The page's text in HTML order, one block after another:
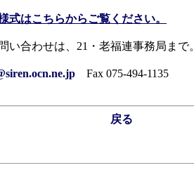
はこちらからご覧ください。
い合わせは、21・老福連事務局まで。
Fax 075-494-1135
戻る